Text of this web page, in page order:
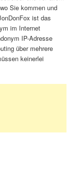
Sie kommen und
ist das
im Internet
IP-Adresse
über mehrere
keinerlei